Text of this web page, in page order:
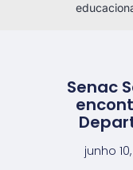
Senac
junho